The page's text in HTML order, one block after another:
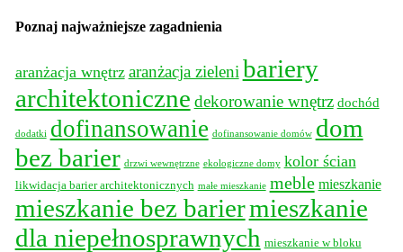
Poznaj najważniejsze zagadnienia
aranżacja wnętrz aranżacja zieleni bariery
architektoniczne dekorowanie wnętrz dochód
dodatki dofinansowanie dofinansowanie domów dom
bez barier drzwi wewnętrzne ekologiczne domy kolor ścian
likwidacja barier architektonicznych małe mieszkanie meble mieszkanie
mieszkanie bez bariermieszkanie
dla niepełnosprawnych mieszkanie w bloku